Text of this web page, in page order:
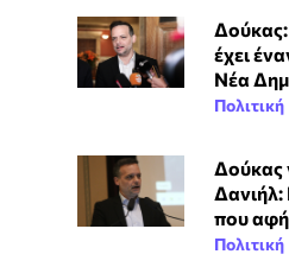
έχει
Νέα
Πολιτική
Δούκας
που
Πολιτική